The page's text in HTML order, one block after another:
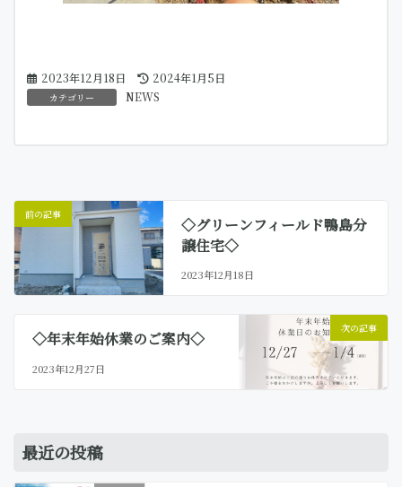
2023年12月18日
最
終
2024年1月5日
カテゴリー NEWS
前の記事
◇グリーンフィールド鴨島分
譲住宅◇
2023年12月18日
次の記事
◇年末年始休業のご案内◇
2023年12月27日
最近の投稿